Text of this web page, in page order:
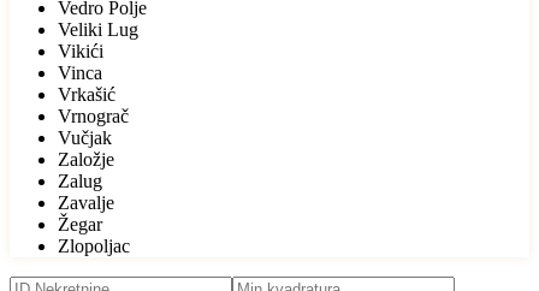
Vedro Polje
Veliki Lug
Vikići
Vinca
Vrkašić
Vrnograč
Vučjak
Založje
Zalug
Zavalje
Žegar
Zlopoljac